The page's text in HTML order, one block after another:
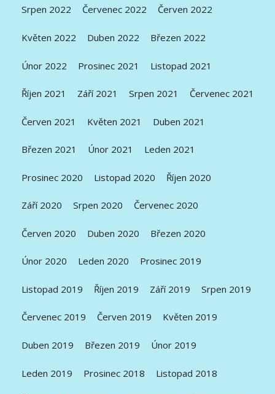
Srpen 2022 Červenec 2022 Červen 2022
Květen 2022 Duben 2022 Březen 2022
Únor 2022 Prosinec 2021 Listopad 2021
Říjen 2021 Září 2021 Srpen 2021 Červenec 2021
Červen 2021 Květen 2021 Duben 2021
Březen 2021 Únor 2021 Leden 2021
Prosinec 2020 Listopad 2020 Říjen 2020
Září 2020 Srpen 2020 Červenec 2020
Červen 2020 Duben 2020 Březen 2020
Únor 2020 Leden 2020 Prosinec 2019
Listopad 2019 Říjen 2019 Září 2019 Srpen 2019
Červenec 2019 Červen 2019 Květen 2019
Duben 2019 Březen 2019 Únor 2019
Leden 2019 Prosinec 2018 Listopad 2018